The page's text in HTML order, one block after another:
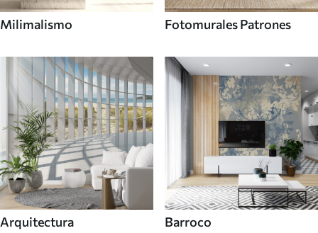
Milimalismo Fotomurales Patrones
Arquitectura Barroco